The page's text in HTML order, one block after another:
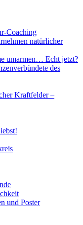
Coaching
natürlicher
umarmen… Echt jetzt?
des
Kraftfelder –
und Poster